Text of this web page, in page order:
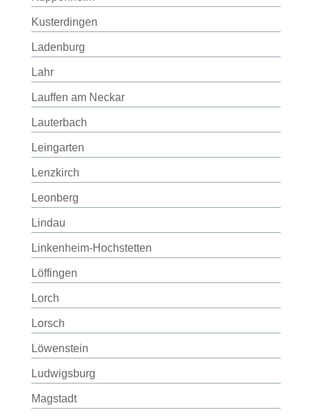
Kusterdingen
Ladenburg
Lahr
Lauffen am Neckar
Lauterbach
Leingarten
Lenzkirch
Leonberg
Lindau
Linkenheim-Hochstetten
Löffingen
Lorch
Lorsch
Löwenstein
Ludwigsburg
Magstadt